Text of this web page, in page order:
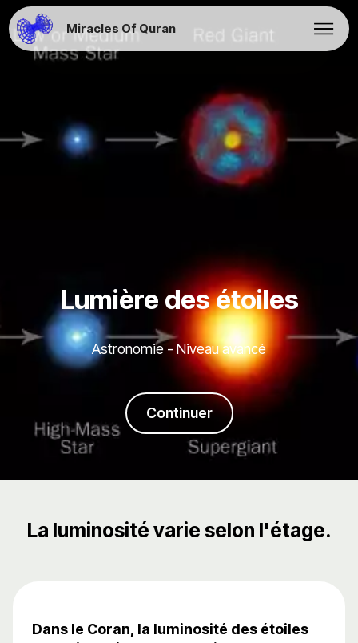
Miracles Of Quran
Lumière des étoiles
Astronomie - Niveau avancé
Continuer
La luminosité varie selon l'étage.
Dans le Coran, la luminosité des étoiles